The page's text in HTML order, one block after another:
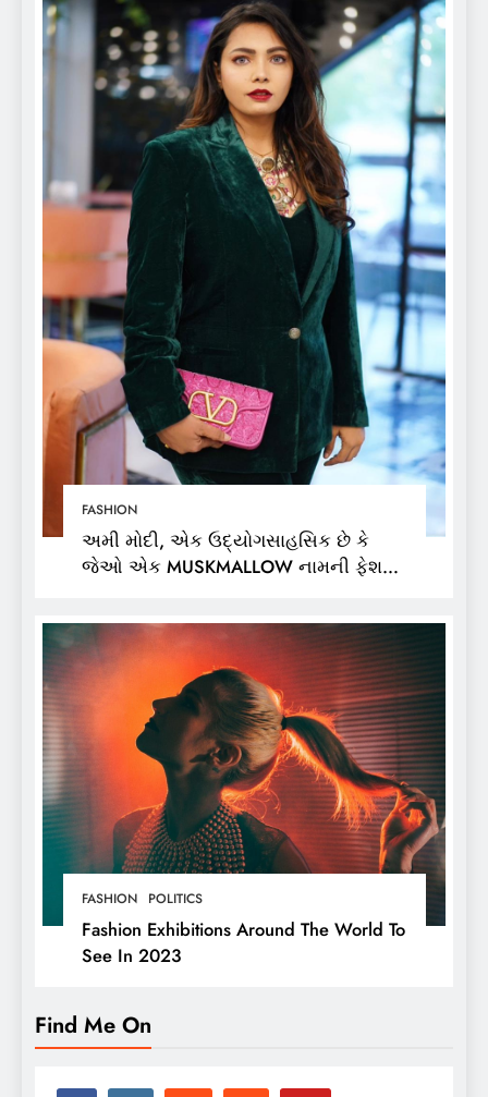
FASHION
અમી મોદી, એક ઉદ્યોગસાહસિક છે કે
જેઓ એક MUSKMALLOW નામની ફેશન
FASHION POLITICS
Fashion Exhibitions Around The World To
See In 2023
Find Me On